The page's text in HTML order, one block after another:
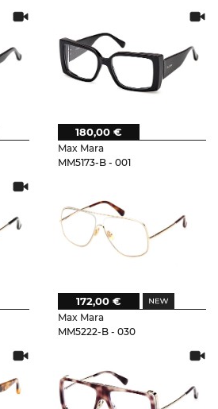
Max Mara
MM5173-B - 001
180,00 €
Max Mara
MM5222-B - 030
172,00 €